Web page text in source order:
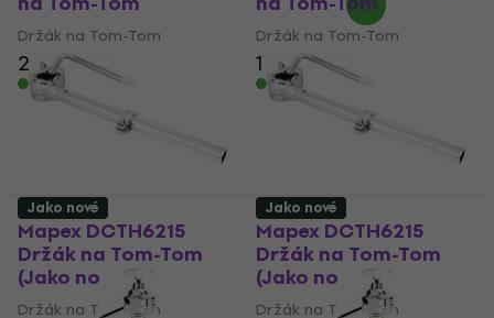
Držák na Tom-Tom
2 033 Kč
Skladem
Držák na Tom-Tom
1 420 Kč
Skladem
Mapex DCTH6215
Držák na Tom-Tom
(Jako nové)
Držák na Tom-Tom
Mapex DCTH6215
Držák na Tom-Tom
(Jako nové)
Držák na Tom-Tom
Jako nové Jako nové